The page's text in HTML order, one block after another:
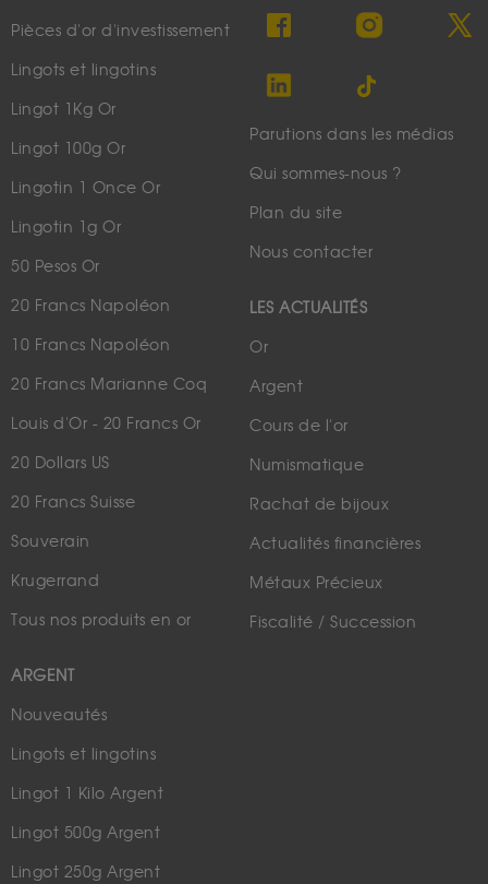
Pièces d'or d'investissement
Lingots et lingotins
Lingot 1Kg Or
Lingot 100g Or
Lingotin 1 Once Or
Lingotin 1g Or
50 Pesos Or
20 Francs Napoléon
10 Francs Napoléon
20 Francs Marianne Coq
Louis d'Or - 20 Francs Or
20 Dollars US
20 Francs Suisse
Souverain
Krugerrand
Tous nos produits en or
ARGENT
Nouveautés
Lingots et lingotins
Lingot 1 Kilo Argent
Lingot 500g Argent
Lingot 250g Argent
Parutions dans les médias
Qui sommes-nous ?
Plan du site
Nous contacter
LES ACTUALITÉS
Or
Argent
Cours de l'or
Numismatique
Rachat de bijoux
Actualités financières
Métaux Précieux
Fiscalité / Succession